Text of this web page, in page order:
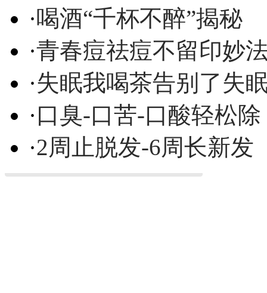
·喝酒“千杯不醉”揭秘
·青春痘祛痘不留印妙
·失眠我喝茶告别了失
·口臭-口苦-口酸轻松除
·2周止脱发-6周长新发